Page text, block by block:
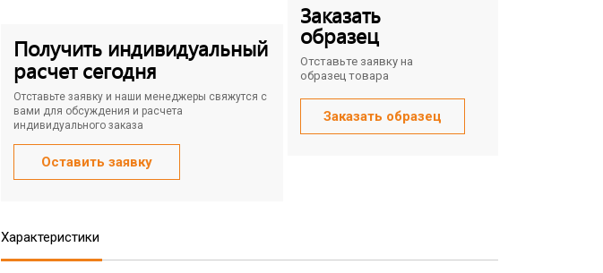
Получить индивидуальный
расчет сегодня
Отставьте заявку и наши менеджеры свяжутся с
вами для обсуждения и расчета
индивидуального заказа
Оставить заявку
Заказать
образец
Отставьте заявку на
образец товара
Заказать образец
Характеристики